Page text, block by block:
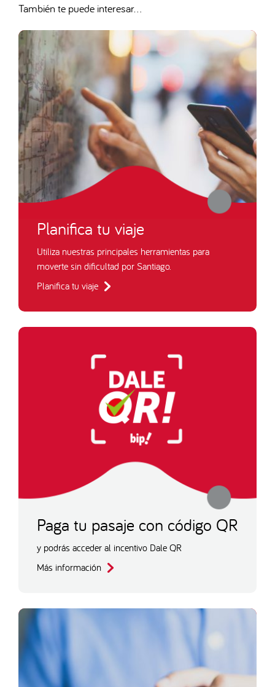
También te puede interesar...
Planifica tu viaje
Utiliza nuestras principales herramientas para
moverte sin dificultad por Santiago.
Planifica tu viaje
Paga tu pasaje con código QR
y podrás acceder al incentivo Dale QR
Más información